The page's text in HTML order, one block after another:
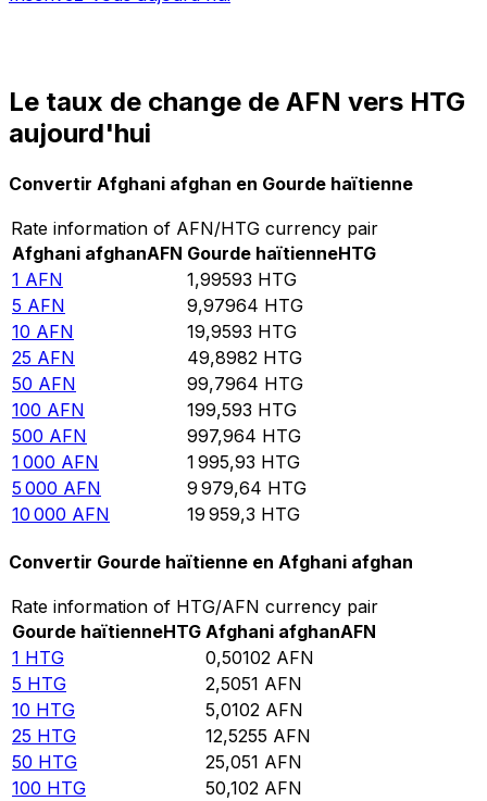
Le taux de change de AFN vers HTG
aujourd'hui
Convertir Afghani afghan en Gourde haïtienne
Rate information of AFN/HTG currency pair
Afghani afghanAFN Gourde haïtienneHTG
1 AFN 1,99593 HTG
5 AFN 9,97964 HTG
10 AFN 19,9593 HTG
25 AFN 49,8982 HTG
50 AFN 99,7964 HTG
100 AFN 199,593 HTG
500 AFN 997,964 HTG
1 000 AFN 1 995,93 HTG
5 000 AFN 9 979,64 HTG
10 000 AFN 19 959,3 HTG
Convertir Gourde haïtienne en Afghani afghan
Rate information of HTG/AFN currency pair
Gourde haïtienneHTG Afghani afghanAFN
1 HTG 0,50102 AFN
5 HTG 2,5051 AFN
10 HTG 5,0102 AFN
25 HTG 12,5255 AFN
50 HTG 25,051 AFN
100 HTG 50,102 AFN